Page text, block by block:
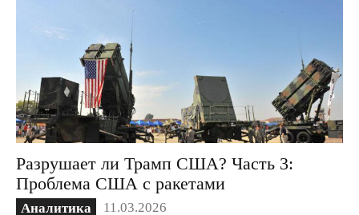
Разрушает ли Трамп США? Часть 3:
Проблема США с ракетами
Аналитика 11.03.2026